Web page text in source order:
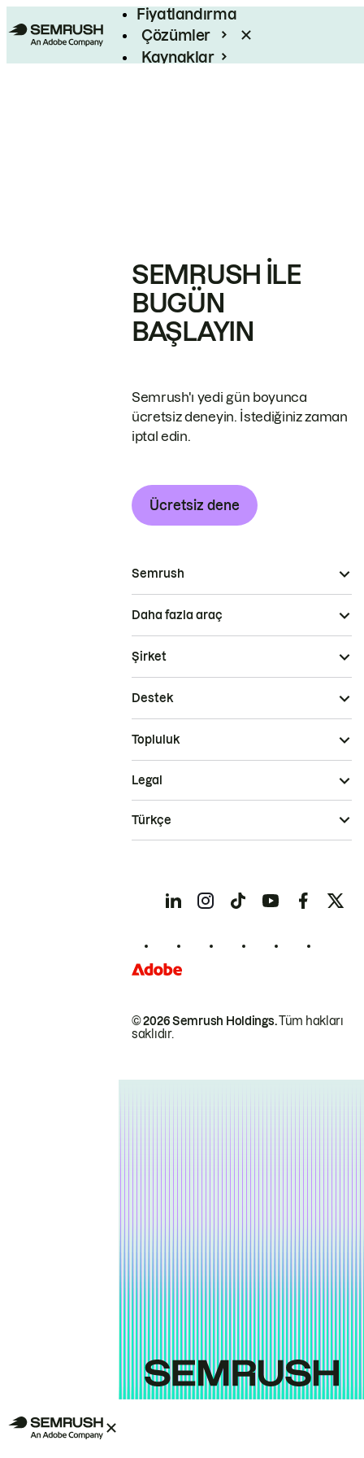
Fiyatlandırma
Çözümler
Kaynaklar
SEMRUSH ILE
BUGÜN
BAŞLAYIN
Semrush'ı yedi gün boyunca
ücretsiz deneyin. İstediğiniz zaman
iptal edin.
Ücretsiz dene
Semrush
Daha fazla araç
Şirket
Destek
Topluluk
© 2026 Semrush Holdings.Tüm hakları
saklıdır.
Legal
Türkçe